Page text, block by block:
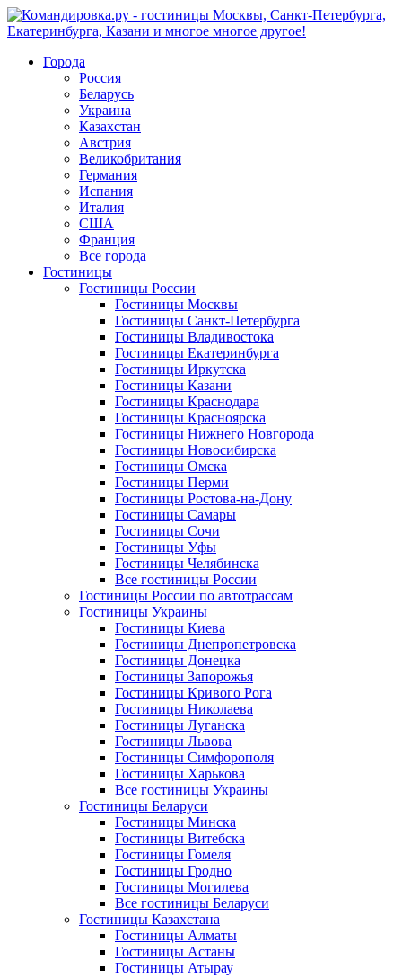
Города
Россия
Беларусь
Украина
Казахстан
Австрия
Великобритания
Германия
Испания
Италия
США
Франция
Все города
Гостиницы
Гостиницы России
Гостиницы Mосквы
Гостиницы Санкт-Петербурга
Гостиницы Владивостока
Гостиницы Екатеринбурга
Гостиницы Иркутска
Гостиницы Казани
Гостиницы Краснодара
Гостиницы Красноярска
Гостиницы Нижнего Новгорода
Гостиницы Новосибирска
Гостиницы Омска
Гостиницы Перми
Гостиницы Ростова-на-Дону
Гостиницы Самары
Гостиницы Сочи
Гостиницы Уфы
Гостиницы Челябинска
Все гостиницы России
Гостиницы России по автотрассам
Гостиницы Украины
Гостиницы Киева
Гостиницы Днепропетровска
Гостиницы Донецка
Гостиницы Запорожья
Гостиницы Кривого Рога
Гостиницы Николаева
Гостиницы Луганска
Гостиницы Львова
Гостиницы Симфорополя
Гостиницы Харькова
Все гостиницы Украины
Гостиницы Беларуси
Гостиницы Минска
Гостиницы Витебска
Гостиницы Гомеля
Гостиницы Гродно
Гостиницы Могилева
Все гостиницы Беларуси
Гостиницы Казахстана
Гостиницы Алматы
Гостиницы Астаны
Гостиницы Атырау